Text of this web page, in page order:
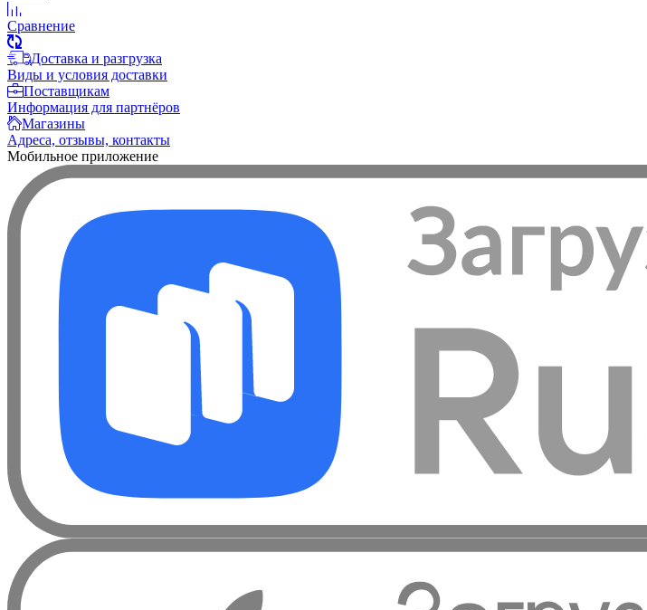
Сравнение
Доставка и разгрузка
Виды и условия доставки
Поставщикам
Информация для партнёров
Магазины
Адреса, отзывы, контакты
Мобильное приложение